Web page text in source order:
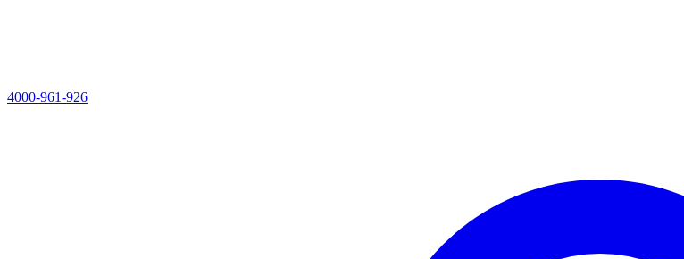
4000-961-926